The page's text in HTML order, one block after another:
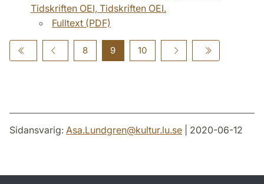
Tidskriften OEI, Tidskriften OEI.
Fulltext (PDF)
8 9 10
Sidansvarig: Asa.Lundgren@kultur.lu.se | 2020-06-12